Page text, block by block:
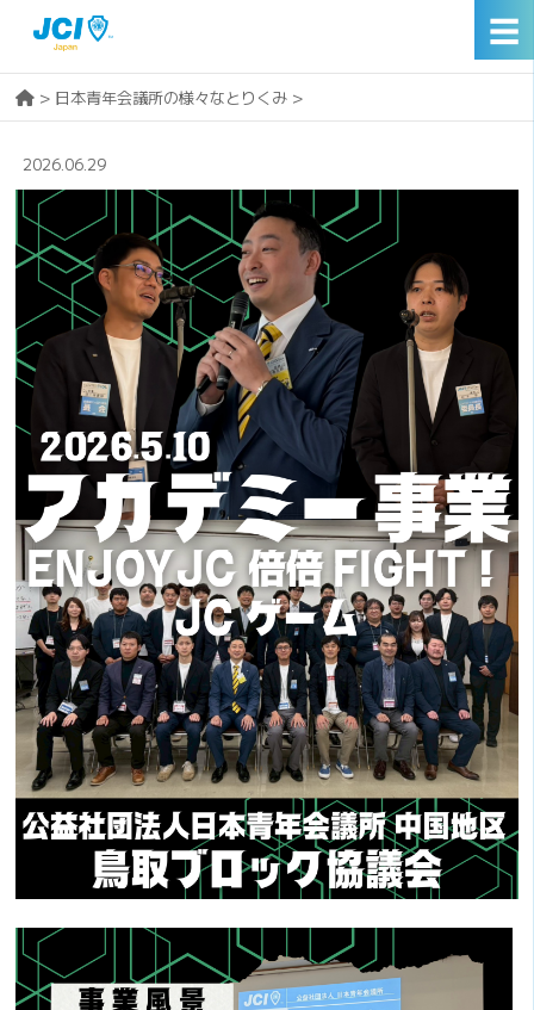
☰
> 日本青年会議所の様々なとりくみ >
2026.06.29